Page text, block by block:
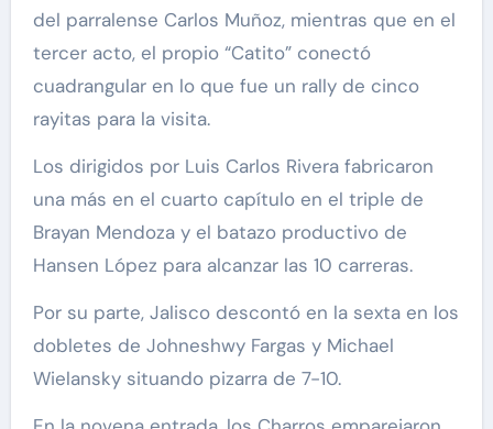
del parralense Carlos Muñoz, mientras que en el
tercer acto, el propio “Catito” conectó
cuadrangular en lo que fue un rally de cinco
rayitas para la visita.
Los dirigidos por Luis Carlos Rivera fabricaron
una más en el cuarto capítulo en el triple de
Brayan Mendoza y el batazo productivo de
Hansen López para alcanzar las 10 carreras.
Por su parte, Jalisco descontó en la sexta en los
dobletes de Johneshwy Fargas y Michael
Wielansky situando pizarra de 7-10.